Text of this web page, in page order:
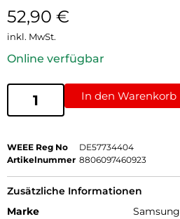
52,90 €
inkl. MwSt.
Online verfügbar
In den Warenkorb
WEEE Reg No
DE57734404
Artikelnummer 8806097460923
Zusätzliche Informationen
Marke
Samsung